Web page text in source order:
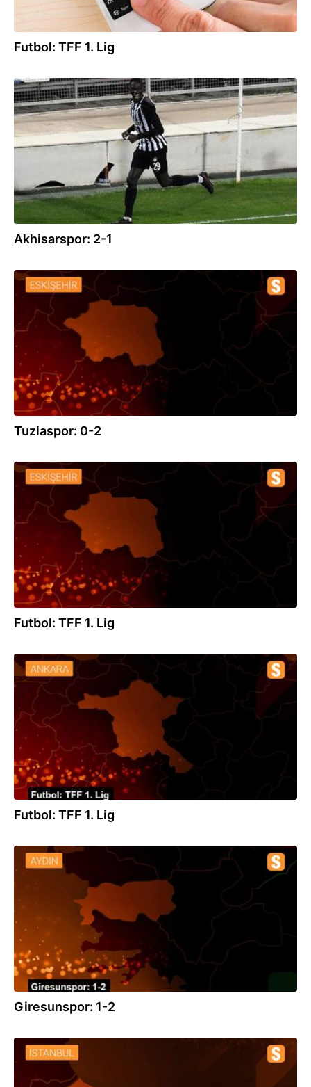
Futbol: TFF 1. Lig
19.12.2020
Akhisarspor: 2-1
08.12.2020
Tuzlaspor: 0-2
08.12.2020
Futbol: TFF 1. Lig
22.10.2020
Futbol: TFF 1. Lig
26.09.2020
Giresunspor: 1-2
20.09.2020